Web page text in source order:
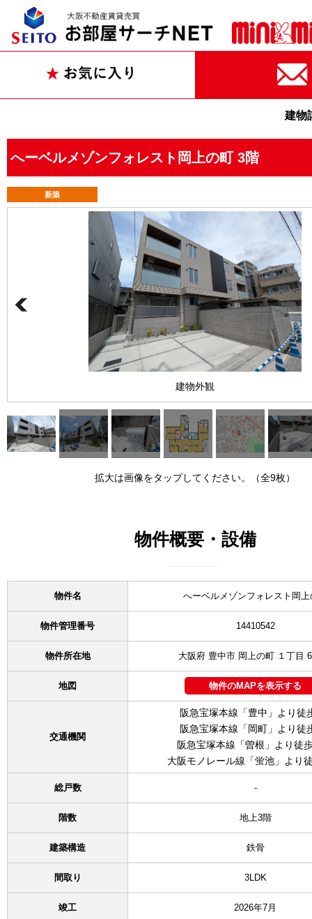
建物
へーベルメゾンフォレスト岡上の町 3階
新築
建物外観
拡大は画像をタップしてください。（全9枚）
物件概要・設備
物件名 へーベルメゾンフォレスト岡上
物件管理番号 14410542
物件所在地 大阪府 豊中市 岡上の町 １丁目
地図 物件のMAPを表示する
交通機関
阪急宝塚本線「豊中」より徒
阪急宝塚本線「岡町」より徒
阪急宝塚本線「曽根」より徒
大阪モノレール線「蛍池」より
総戸数 -
階数 地上3階
建築構造 鉄骨
間取り 3LDK
竣工 2026年7月